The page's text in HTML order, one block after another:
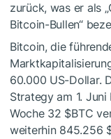
zurück, was er als
Bitcoin-Bullen“
Bitcoin, die
60.000 US-Dollar.
Strategy am 1.
Woche 32 $BTC
weiterhin 845.256